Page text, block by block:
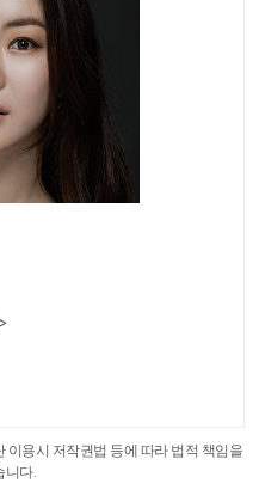
이용시 저작권법 등에 따라 법적 책임을
니다.